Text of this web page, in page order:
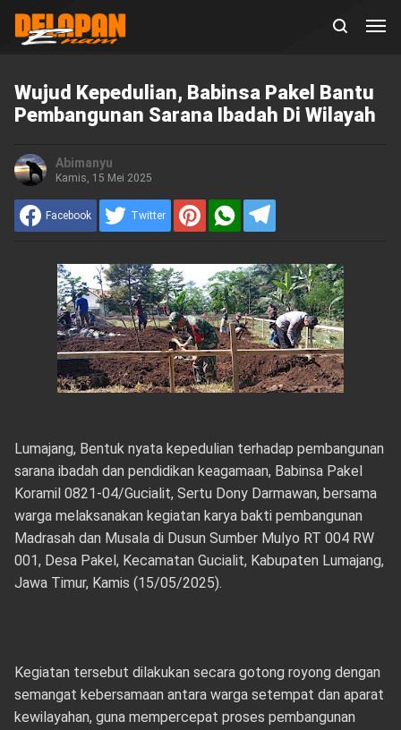
Wujud Kepedulian, Babinsa Pakel Bantu
Pembangunan Sarana Ibadah Di Wilayah
Abimanyu
Kamis, 15 Mei 2025
Facebook Twitter
Lumajang, Bentuk nyata kepedulian terhadap pembangunan
sarana ibadah dan pendidikan keagamaan, Babinsa Pakel
Koramil 0821-04/Gucialit, Sertu Dony Darmawan, bersama
warga melaksanakan kegiatan karya bakti pembangunan
Madrasah dan Musala di Dusun Sumber Mulyo RT 004 RW
001, Desa Pakel, Kecamatan Gucialit, Kabupaten Lumajang,
Jawa Timur, Kamis (15/05/2025).
Kegiatan tersebut dilakukan secara gotong royong dengan
semangat kebersamaan antara warga setempat dan aparat
kewilayahan, guna mempercepat proses pembangunan